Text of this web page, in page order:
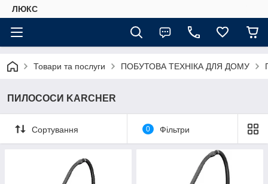
ЛЮКС
Товари та послуги ПОБУТОВА ТЕХНІКА ДЛЯ ДОМУ
ПИЛОСОСИ KARCHER
Сортування 0 Фільтри